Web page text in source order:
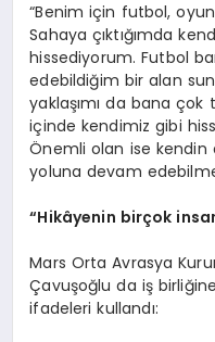
“Benim için futbol,
Sahaya çıktığımda
hissediyorum. Futbol
edebildiğim bir alan
yaklaşımı da bana çok
içinde kendimiz gibi
Önemli olan ise
yoluna devam
“Hikâyenin birçok
Mars Orta Avrasya
Çavuşoğlu da iş
ifadeleri kullandı: